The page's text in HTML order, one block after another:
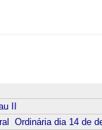
II
Ordinária dia 14 de